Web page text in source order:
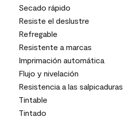
Secado rápido
Resiste el deslustre
Refregable
Resistente a marcas
Imprimación automática
Flujo y nivelación
Resistencia a las salpicaduras
Tintable
Tintado